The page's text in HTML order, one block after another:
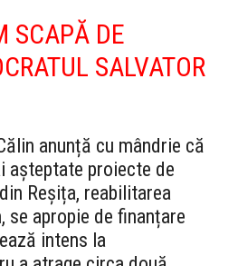
SCAPĂ DE
SALVATOR
anunță cu mândrie că
așteptate proiecte de
Reșița, reabilitarea
se apropie de finanțare
intens la